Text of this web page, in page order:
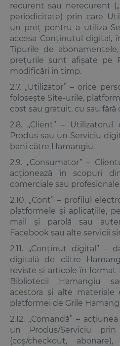
recurent sau nerecurent
periodicitate) prin care
un preț pentru a utiliza
accesa Conținutul digital,
Tipurile de
prețurile sunt afișate pe
modificări în timp.
2.7. „Utilizator” – orice
folosește Site-urile,
cost sau gratuit, cu sau
2.8. „Client” –
Produs sau un Serviciu
bani către Hamangiu.
2.9. „Consumator” –
acționează în scopuri
comerciale sau profesionale.
2.10. „Cont” – profilul
platformele și aplicațiile,
mail și parolă sau
Facebook sau alte servicii
2.11. „Conținut digital” -
digitală de către
reviste și articole în format
Bibliotecii Hamangiu
acestora și alte materiale
platformei de Grile
2.12. „Comandă” –
un Produs/Serviciu
(coș/checkout,